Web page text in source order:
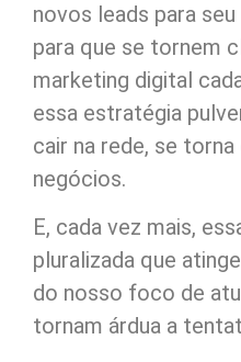
novos leads para
para que se tornem
marketing digital
essa estratégia
cair na rede, se
negócios.
E, cada vez mais,
pluralizada que
do nosso foco de
tornam árdua a